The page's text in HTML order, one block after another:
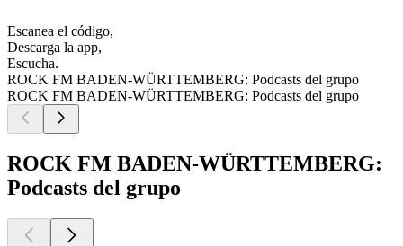
Escanea el código,
Descarga la app,
Escucha.
ROCK FM BADEN-WÜRTTEMBERG: Podcasts del grupo
ROCK FM BADEN-WÜRTTEMBERG: Podcasts del grupo
ROCK FM BADEN-WÜRTTEMBERG:
Podcasts del grupo